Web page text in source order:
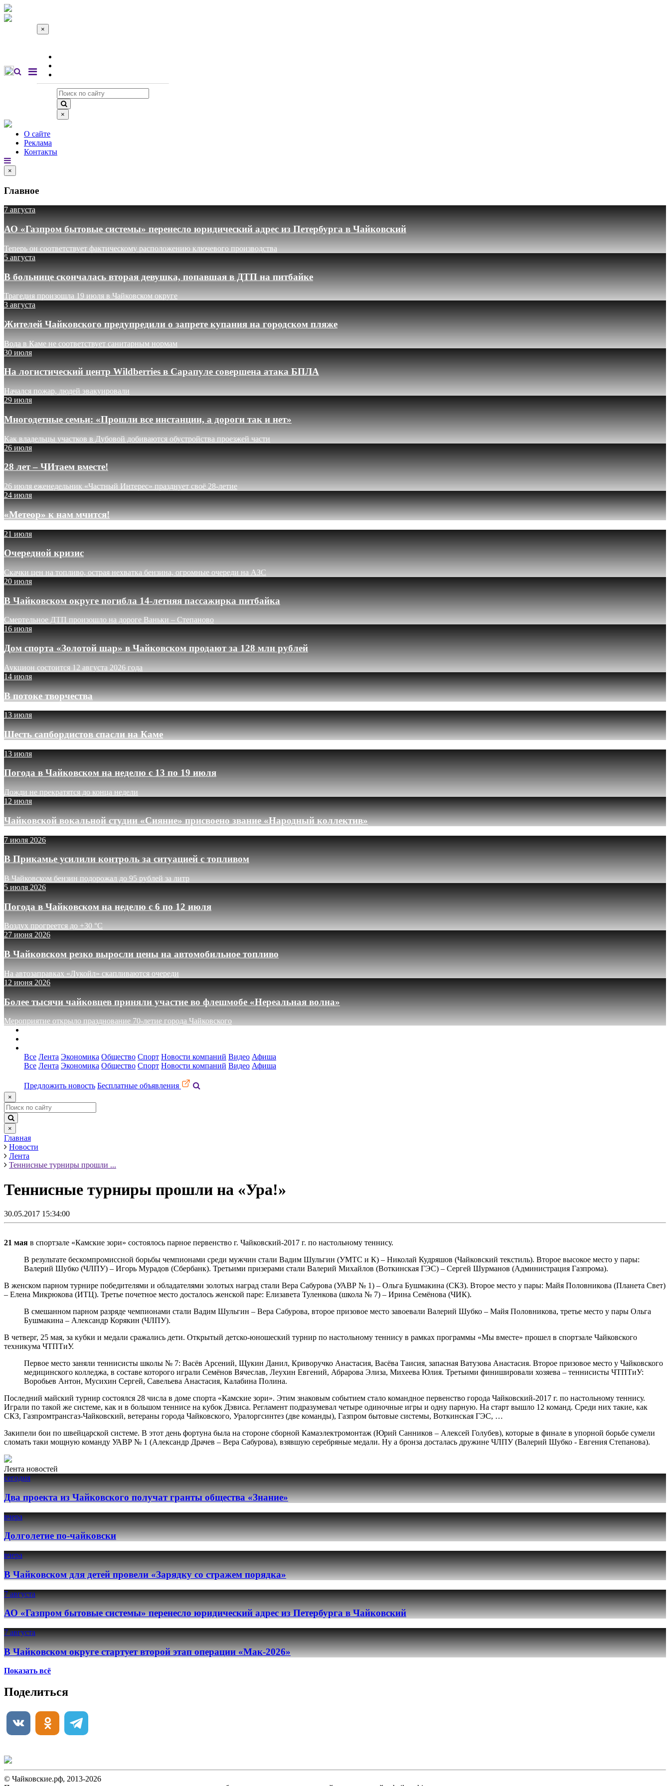
×
×
О сайте
Реклама
Контакты
×
Главное
7 августа
АО «Газпром бытовые системы» перенесло юридический адрес из Петербурга в Чайковский
Теперь он соответствует фактическому расположению ключевого производства
5 августа
В больнице скончалась вторая девушка, попавшая в ДТП на питбайке
Трагедия произошла 19 июля в Чайковском округе
3 августа
Жителей Чайковского предупредили о запрете купания на городском пляже
Вода в Каме не соответствует санитарным нормам
30 июля
На логистический центр Wildberries в Сарапуле совершена атака БПЛА
Начался пожар, людей эвакуировали
29 июля
Многодетные семьи: «Прошли все инстанции, а дороги так и нет»
Как владельцы участков в Дубовой добиваются обустройства проезжей части
26 июля
28 лет – ЧИтаем вместе!
26 июля еженедельник «Частный Интерес» празднует своё 28-летие
24 июля
«Метеор» к нам мчится!
21 июля
Очередной кризис
Скачки цен на топливо, острая нехватка бензина, огромные очереди на АЗС
20 июля
В Чайковском округе погибла 14-летняя пассажирка питбайка
Смертельное ДТП произошло на дороге Ваньки – Степаново
16 июля
Дом спорта «Золотой шар» в Чайковском продают за 128 млн рублей
Аукцион состоится 12 августа 2026 года
14 июля
В потоке творчества
13 июля
Шесть сапбордистов спасли на Каме
13 июля
Погода в Чайковском на неделю с 13 по 19 июля
Дожди не прекратятся до конца недели
12 июля
Чайковской вокальной студии «Сияние» присвоено звание «Народный коллектив»
7 июля 2026
В Прикамье усилили контроль за ситуацией с топливом
В Чайковском бензин подорожал до 95 рублей за литр
5 июля 2026
Погода в Чайковском на неделю с 6 по 12 июля
Воздух прогреется до +30 °C
27 июня 2026
В Чайковском резко выросли цены на автомобильное топливо
На автозаправках «Лукойл» скапливаются очереди
12 июня 2026
Более тысячи чайковцев приняли участие во флешмобе «Нереальная волна»
Мероприятие открыло празднование 70-летие города Чайковского
Все Лента Экономика Общество Спорт Новости компаний Видео Афиша
Все Лента Экономика Общество Спорт Новости компаний Видео Афиша
Предложить новость Бесплатные объявления
×
×
Главная
Новости
Лента
Теннисные турниры прошли ...
Теннисные турниры прошли на «Ура!»
30.05.2017 15:34:00
21 мая в спортзале «Камские зори» состоялось парное первенство г. Чайковский-2017 г. по настольному теннису.
В результате бескомпромиссной борьбы чемпионами среди мужчин стали Вадим Шульгин (УМТС и К) – Николай Кудряшов (Чайковский текстиль). Второе высокое место у пары:
Валерий Шубко (ЧЛПУ) – Игорь Мурадов (Сбербанк). Третьими призерами стали Валерий Михайлов (Воткинская ГЭС) – Сергей Шурманов (Администрация Газпрома).
В женском парном турнире победителями и обладателями золотых наград стали Вера Сабурова (УАВР № 1) – Ольга Бушмакина (СКЗ). Второе место у пары: Майя Половникова (Планета Свет)
– Елена Микрюкова (ИТЦ). Третье почетное место досталось женской паре: Елизавета Туленкова (школа № 7) – Ирина Семёнова (ЧИК).
В смешанном парном разряде чемпионами стали Вадим Шульгин – Вера Сабурова, второе призовое место завоевали Валерий Шубко – Майя Половникова, третье место у пары Ольга
Бушмакина – Александр Корякин (ЧЛПУ).
В четверг, 25 мая, за кубки и медали сражались дети. Открытый детско-юношеский турнир по настольному теннису в рамках программы «Мы вместе» прошел в спортзале Чайковского
техникума ЧТПТиУ.
Первое место заняли теннисисты школы № 7: Васёв Арсений, Щукин Данил, Криворучко Анастасия, Васёва Таисия, запасная Ватузова Анастасия. Второе призовое место у Чайковского
медицинского колледжа, в составе которого играли Семёнов Вячеслав, Леухин Евгений, Абрарова Элиза, Михеева Юлия. Третьими финишировали хозяева – теннисисты ЧТПТиУ:
Воробьев Антон, Мусихин Сергей, Савельева Анастасия, Калабина Полина.
Последний майский турнир состоялся 28 числа в доме спорта «Камские зори». Этим знаковым событием стало командное первенство города Чайковский-2017 г. по настольному теннису.
Играли по такой же системе, как и в большом теннисе на кубок Дэвиса. Регламент подразумевал четыре одиночные игры и одну парную. На старт вышло 12 команд. Среди них такие, как
СКЗ, Газпромтрансгаз-Чайковский, ветераны города Чайковского, Уралоргсинтез (две команды), Газпром бытовые системы, Воткинская ГЭС, …
Закипели бои по швейцарской системе. В этот день фортуна была на стороне сборной Камаэлектромонтаж (Юрий Санников – Алексей Голубев), которые в финале в упорной борьбе сумели
сломать таки мощную команду УАВР № 1 (Александр Драчев – Вера Сабурова), взявшую серебряные медали. Ну а бронза досталась дружине ЧЛПУ (Валерий Шубко - Евгения Степанова).
Лента новостей
сегодня
Два проекта из Чайковского получат гранты общества «Знание»
вчера
Долголетие по-чайковски
вчера
В Чайковском для детей провели «Зарядку со стражем порядка»
7 августа
АО «Газпром бытовые системы» перенесло юридический адрес из Петербурга в Чайковский
7 августа
В Чайковском округе стартует второй этап операции «Мак-2026»
Показать всё
Поделиться
© Чайковские.рф, 2013-2026